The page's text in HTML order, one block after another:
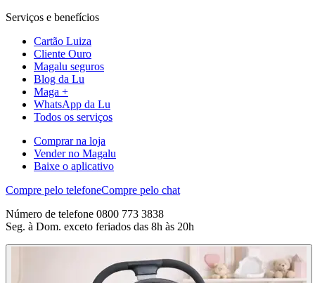
Serviços e benefícios
Cartão Luiza
Cliente Ouro
Magalu seguros
Blog da Lu
Maga +
WhatsApp da Lu
Todos os serviços
Comprar na loja
Vender no Magalu
Baixe o aplicativo
Compre pelo telefoneCompre pelo chat
Número de telefone 0800 773 3838
Seg. à Dom. exceto feriados das 8h às 20h